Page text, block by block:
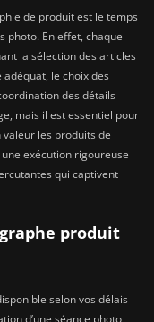
de produit est le temps
photo. En effet, chaque
la sélection des articles
le choix des
des détails
mais il est essentiel pour
les produits de
exécution rigoureuse
qui captivent
produit
selon vos délais
d’une séance photo